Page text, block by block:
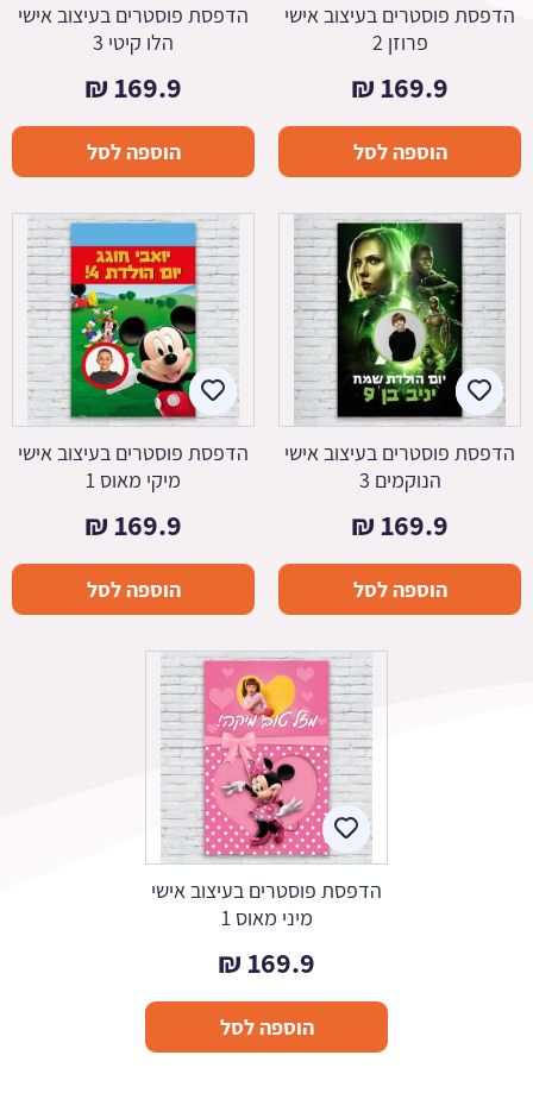
הדפסת פוסטרים בעיצוב אישי
פרוזן 2
169.9
₪
הוספה לסל
הדפסת פוסטרים בעיצוב אישי
הלו קיטי 3
169.9
₪
הוספה לסל
הדפסת פוסטרים בעיצוב אישי
הנוקמים 3
169.9
₪
הוספה לסל
הדפסת פוסטרים בעיצוב אישי
מיקי מאוס 1
169.9
₪
הוספה לסל
הדפסת פוסטרים בעיצוב אישי
מיני מאוס 1
169.9
₪
הוספה לסל